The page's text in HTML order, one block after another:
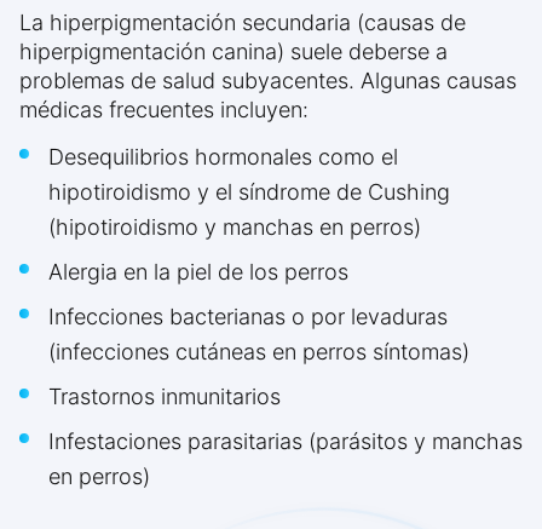
La hiperpigmentación secundaria (causas de
hiperpigmentación canina) suele deberse a
problemas de salud subyacentes. Algunas causas
médicas frecuentes incluyen:
Desequilibrios hormonales como el
hipotiroidismo y el síndrome de Cushing
(hipotiroidismo y manchas en perros)
Alergia en la piel de los perros
Infecciones bacterianas o por levaduras
(infecciones cutáneas en perros síntomas)
Trastornos inmunitarios
Infestaciones parasitarias (parásitos y manchas
en perros)